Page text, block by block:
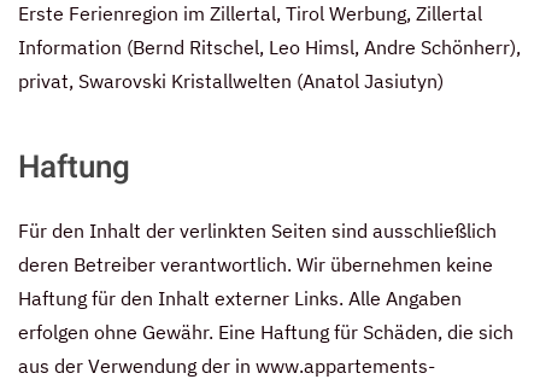
Erste Ferienregion im Zillertal, Tirol Werbung, Zillertal
Information (Bernd Ritschel, Leo Himsl, Andre Schönherr),
privat, Swarovski Kristallwelten (Anatol Jasiutyn)
Haftung
Für den Inhalt der verlinkten Seiten sind ausschließlich
deren Betreiber verantwortlich. Wir übernehmen keine
Haftung für den Inhalt externer Links. Alle Angaben
erfolgen ohne Gewähr. Eine Haftung für Schäden, die sich
aus der Verwendung der in www.appartements-